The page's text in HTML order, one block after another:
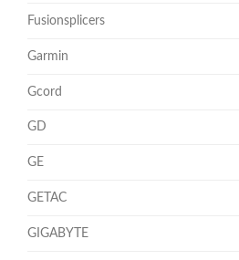
Fusionsplicers
Garmin
Gcord
GD
GE
GETAC
GIGABYTE